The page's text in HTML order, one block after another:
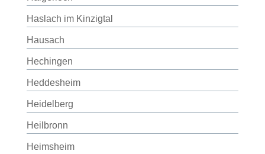
Haslach im Kinzigtal
Hausach
Hechingen
Heddesheim
Heidelberg
Heilbronn
Heimsheim